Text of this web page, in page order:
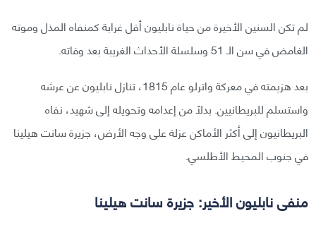
لم تكن السنين الأخيرة من حياة نابليون أقل غرابة كمنفاه المذل وموته
الغامض في سن الـ 51 وسلسلة الأحداث الغريبة بعد وفاته.
بعد هزيمته في معركة واترلو عام 1815، تنازل نابليون عن عرشه
واستسلم للبريطانيين. بدلًا من إعدامه وتحويله إلى شهيد، نفاه
البريطانيون إلى أكثر الأماكن عزلة على وجه الأرض، جزيرة سانت هيلينا
في جنوب المحيط الأطلسي.
منفى نابليون الأخير: جزيرة سانت هيلينا